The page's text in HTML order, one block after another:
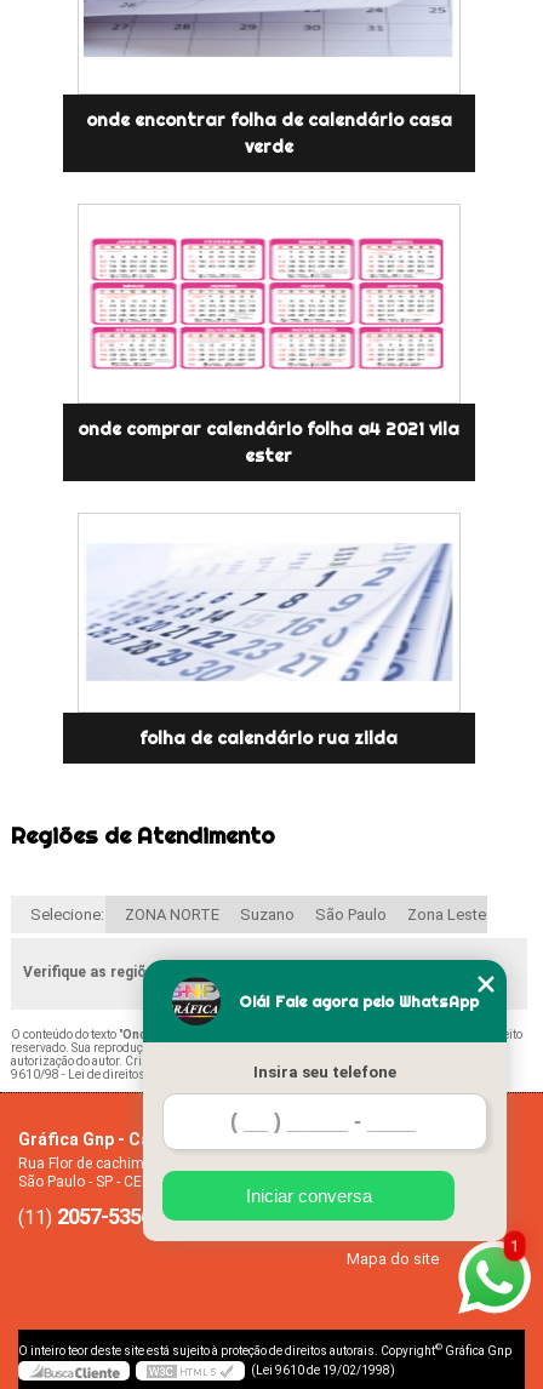
onde encontrar folha de calendário casa
verde
onde comprar calendário folha a4 2021 vila
ester
folha de calendário rua zilda
Regiões de Atendimento
Selecione: ZONA NORTE Suzano São Paulo Zona Leste
Verifique as regiões que atendemos
O conteúdo do texto "Onde Encontrar Folha Calendário Mensal Vila Medeiros
" é de direito
reservado. Sua reprodução, parcial ou total, mesmo citando nossos links, é proibida sem a
autorização do autor. Crime de violação de direito autoral – artigo 184 do Código Penal –
9610/98 - Lei de direitos autorais
Gráfica Gnp - Cartão de visita
Rua Flor de cachimbo, 274 - Jardim Santana
São Paulo - SP - CEP: 08050-040
(11) 2057-5356 (11)94612-2445
Missão
Mapa do site
O inteiro teor deste site está sujeito à proteção de direitos autorais. Copyright© Gráfica Gnp
(Lei 9610 de 19/02/1998)
1
Olá! Fale agora pelo WhatsApp
Insira seu telefone
Iniciar conversa